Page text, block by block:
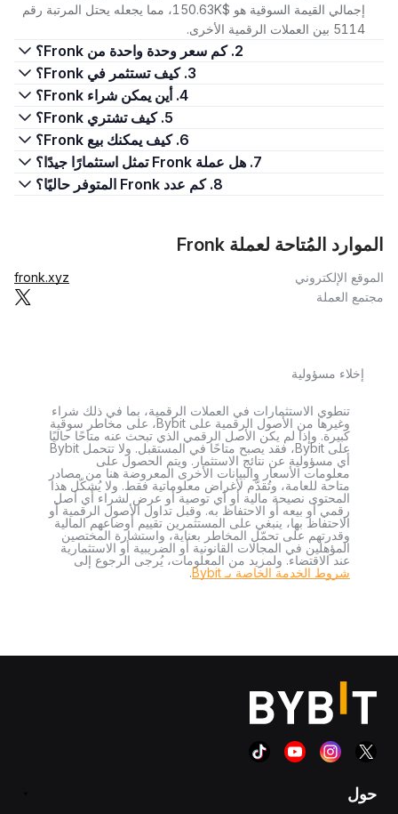
إجمالي القيمة السوقية هو $150.63K، مما يجعله يحتل المرتبة رقم
5114 بين العملات الرقمية الأخرى.
2. كم سعر وحدة واحدة من Fronk؟
3. كيف تستثمر في Fronk؟
4. أين يمكن شراء Fronk؟
5. كيف تشتري Fronk؟
6. كيف يمكنك بيع Fronk؟
7. هل عملة Fronk تمثل استثمارًا جيدًا؟
8. كم عدد Fronk المتوفر حاليًا؟
الموارد المُتاحة لعملة Fronk
الموقع الإلكتروني
fronk.xyz
مجتمع العملة
إخلاء مسؤولية
تنطوي الاستثمارات في العملات الرقمية، بما في ذلك شراء
وغيرها من الأصول الرقمية على Bybit، على مخاطر سوقية
كبيرة. وإذا لم يكن الأصل الرقمي الذي تبحث عنه متاحًا حاليًا
على Bybit، فقد يصبح متاحًا في المستقبل. ولا تتحمل Bybit
أي مسؤولية عن نتائج الاستثمار. ويتم الحصول على
معلومات الأسعار والبيانات الأخرى المعروضة هنا من مصادر
متاحة للعامة، وتُقدَّم لأغراض معلوماتية فقط. ولا يُشكّل هذا
المحتوى نصيحة مالية أو أي توصية أو عرض لشراء أي أصل
رقمي أو بيعه أو الاحتفاظ به. وقبل تداول الأصول الرقمية أو
الاحتفاظ بها، ينبغي على المستثمرين تقييم أوضاعهم المالية
وقدرتهم على تحمّل المخاطر بعناية، واستشارة المختصين
المؤهلين في المجالات القانونية أو الضريبية أو الاستثمارية
عند الاقتضاء. ولمزيد من المعلومات، يُرجى الرجوع إلى
شروط الخدمة الخاصة بـ Bybit
.
حول